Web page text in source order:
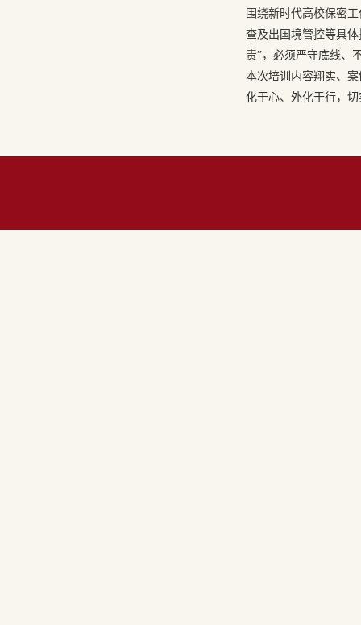
围绕新时代高校保密
查及出国境管控等具
责”，必须严守底线、
本次培训内容翔实、
化于心、外化于行，